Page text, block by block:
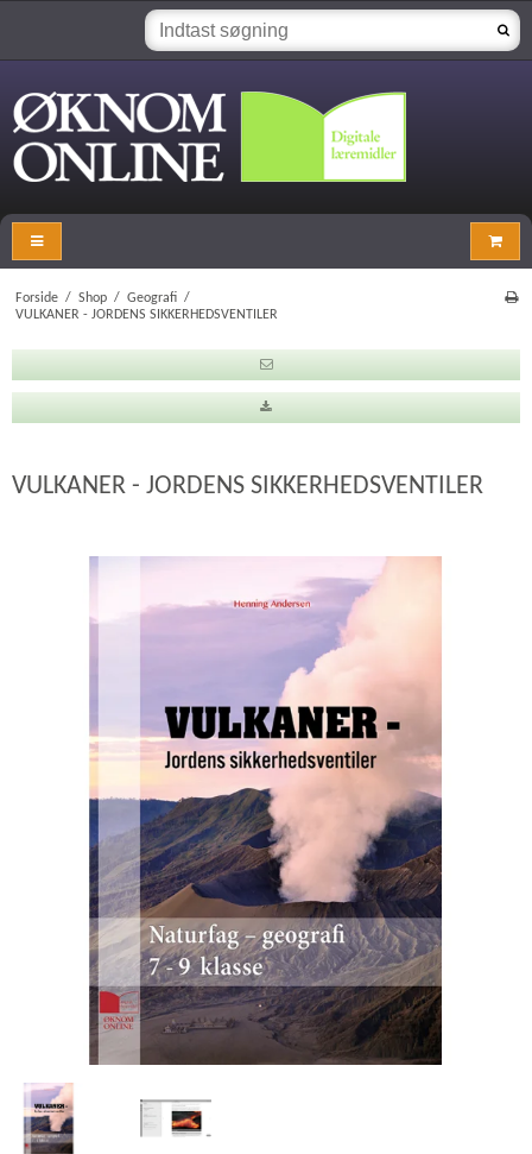
Forside / Shop / Geografi /
VULKANER - JORDENS SIKKERHEDSVENTILER
VULKANER - JORDENS SIKKERHEDSVENTILER